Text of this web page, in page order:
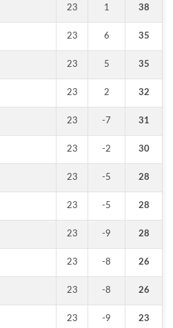
23 1 38
23 6 35
23 5 35
23 2 32
23 -7 31
23 -2 30
23 -5 28
23 -5 28
23 -9 28
23 -8 26
23 -8 26
23 -9 23